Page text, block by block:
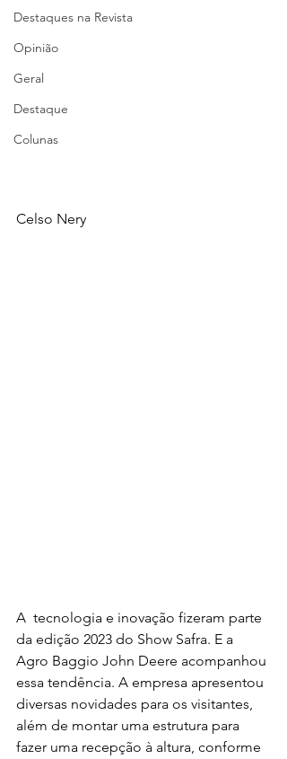
Destaques na Revista
Opinião
Geral
Destaque
Colunas
Celso Nery
A  tecnologia e inovação fizeram parte
da edição 2023 do Show Safra. E a
Agro Baggio John Deere acompanhou
essa tendência. A empresa apresentou
diversas novidades para os visitantes,
além de montar uma estrutura para
fazer uma recepção à altura, conforme